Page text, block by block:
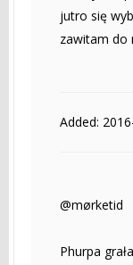
jutro się
zawitam do
Added:
@mørketid
Phurpa